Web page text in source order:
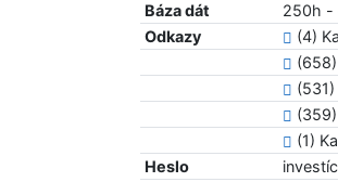
Báza dát
250h -
Odkazy
(4)
(1)
Heslo